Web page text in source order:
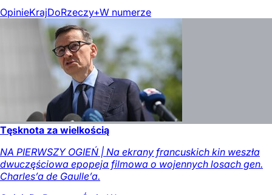
OpinieKrajDoRzeczy+W numerze
Tęsknota za wielkością
NA PIERWSZY OGIEŃ | Na ekrany francuskich kin weszła
dwuczęściowa epopeja filmowa o wojennych losach gen.
Charles’a de Gaulle’a.